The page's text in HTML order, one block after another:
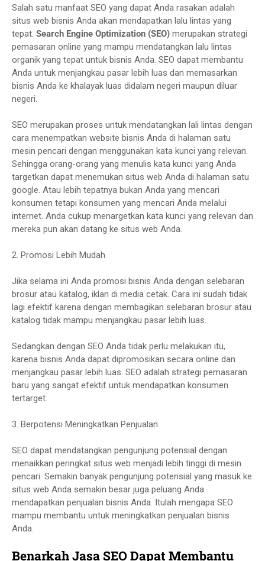
Salah satu manfaat SEO yang dapat Anda rasakan adalah
situs web bisnis Anda akan mendapatkan lalu lintas yang
tepat. Search Engine Optimization (SEO) merupakan strategi
pemasaran online yang mampu mendatangkan lalu lintas
organik yang tepat untuk bisnis Anda. SEO dapat membantu
Anda untuk menjangkau pasar lebih luas dan memasarkan
bisnis Anda ke khalayak luas didalam negeri maupun diluar
negeri.
SEO merupakan proses untuk mendatangkan lali lintas dengan
cara menempatkan website bisnis Anda di halaman satu
mesin pencari dengan menggunakan kata kunci yang relevan.
Sehingga orang-orang yang menulis kata kunci yang Anda
targetkan dapat menemukan situs web Anda di halaman satu
google. Atau lebih tepatnya bukan Anda yang mencari
konsumen tetapi konsumen yang mencari Anda melalui
internet. Anda cukup menargetkan kata kunci yang relevan dan
mereka pun akan datang ke situs web Anda.
2. Promosi Lebih Mudah
Jika selama ini Anda promosi bisnis Anda dengan selebaran
brosur atau katalog, iklan di media cetak. Cara ini sudah tidak
lagi efektif karena dengan membagikan selebaran brosur atau
katalog tidak mampu menjangkau pasar lebih luas.
Sedangkan dengan SEO Anda tidak perlu melakukan itu,
karena bisnis Anda dapat dipromosikan secara online dan
menjangkau pasar lebih luas. SEO adalah strategi pemasaran
baru yang sangat efektif untuk mendapatkan konsumen
tertarget.
3. Berpotensi Meningkatkan Penjualan
SEO dapat mendatangkan pengunjung potensial dengan
menaikkan peringkat situs web menjadi lebih tinggi di mesin
pencari. Semakin banyak pengunjung potensial yang masuk ke
situs web Anda semakin besar juga peluang Anda
mendapatkan penjualan bisnis Anda. Itulah mengapa SEO
mampu membantu untuk meningkatkan penjualan bisnis
Anda.
Benarkah Jasa SEO Dapat Membantu